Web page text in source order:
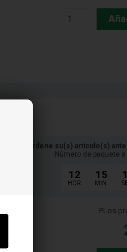
Ordene su(s) artículo(s)
Número de paquete
12
HOR.
15
MIN.
PLos